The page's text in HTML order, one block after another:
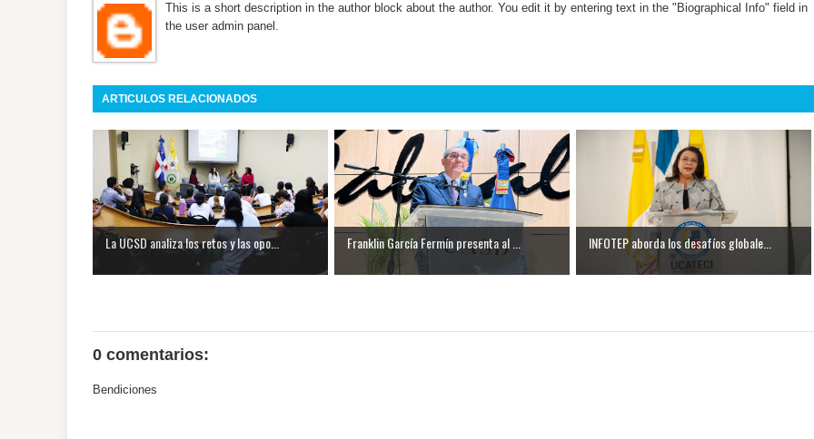
This is a short description in the author block about the author. You edit it by entering text in the "Biographical Info" field in
the user admin panel.
ARTICULOS RELACIONADOS
La UCSD analiza los retos y las opo... Franklin García Fermín presenta al ... INFOTEP aborda los desafíos globale...
0 comentarios:
Bendiciones